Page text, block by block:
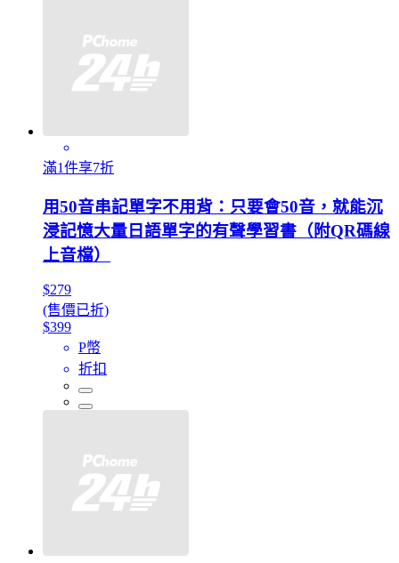
滿1件享7折
用50音串記單字不用背：只要會50音，就能沉
浸記憶大量日語單字的有聲學習書（附QR碼線
上音檔）
$279
(售價已折)
$399
P幣
折扣